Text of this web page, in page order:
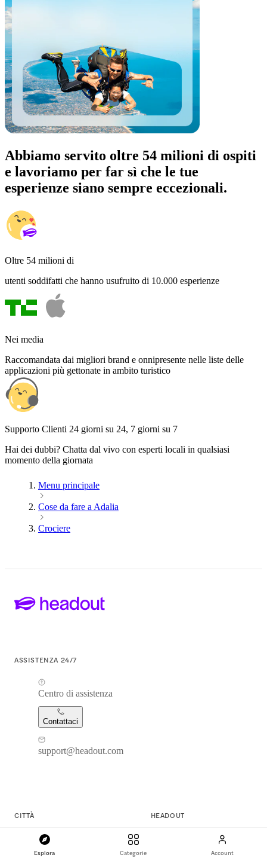
Esplora Categorie Account
Abbiamo servito oltre 54 milioni di ospiti
e lavoriamo per far sì che le tue
esperienze siano sempre eccezionali.
Oltre 54 milioni di
utenti soddifatti che hanno usufruito di 10.000 esperienze
Nei media
Raccomandata dai migliori brand e onnipresente nelle liste delle
applicazioni più gettonate in ambito turistico
Supporto Clienti 24 giorni su 24, 7 giorni su 7
Hai dei dubbi? Chatta dal vivo con esperti locali in qualsiasi
momento della giornata
Menu principale
Cose da fare a Adalia
Crociere
ASSISTENZA 24/7
Centro di assistenza
Contattaci
support@headout.com
CITTÀ
New York
Las Vegas
HEADOUT
La nostra storia
Lavora con noi